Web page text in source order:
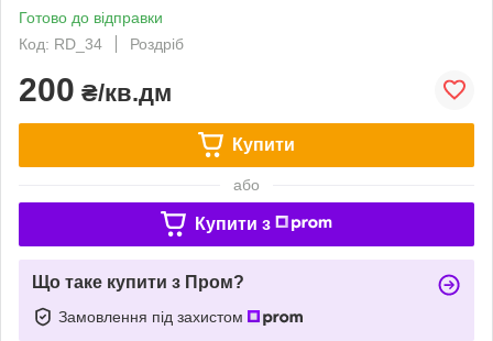
Готово до відправки
Код: RD_34
Роздріб
200 ₴/кв.дм
Купити
або
Купити з
Що таке купити з Пром?
Замовлення під захистом